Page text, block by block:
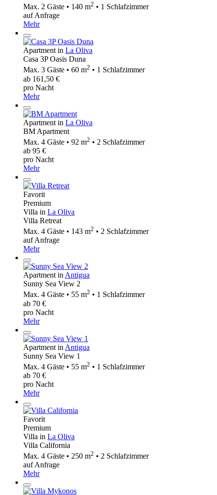
Max. 2 Gäste • 140 m2 • 1 Schlafzimmer
auf Anfrage
Mehr
Apartment in La Oliva
Casa 3P Oasis Duna
Max. 3 Gäste • 60 m2 • 1 Schlafzimmer
ab 161,50 €
pro Nacht
Mehr
Apartment in La Oliva
BM Apartment
Max. 4 Gäste • 92 m2 • 2 Schlafzimmer
ab 95 €
pro Nacht
Mehr
Favorit
Premium
Villa in La Oliva
Villa Retreat
Max. 4 Gäste • 143 m2 • 2 Schlafzimmer
auf Anfrage
Mehr
Apartment inAntigua
Sunny Sea View 2
Max. 4 Gäste • 55 m2 • 1 Schlafzimmer
ab 70 €
pro Nacht
Mehr
Apartment in Antigua
Sunny Sea View 1
Max. 4 Gäste • 55 m2 • 1 Schlafzimmer
ab 70 €
pro Nacht
Mehr
Favorit
Premium
Villa in La Oliva
Villa California
Max. 4 Gäste • 250 m2 • 2 Schlafzimmer
auf Anfrage
Mehr